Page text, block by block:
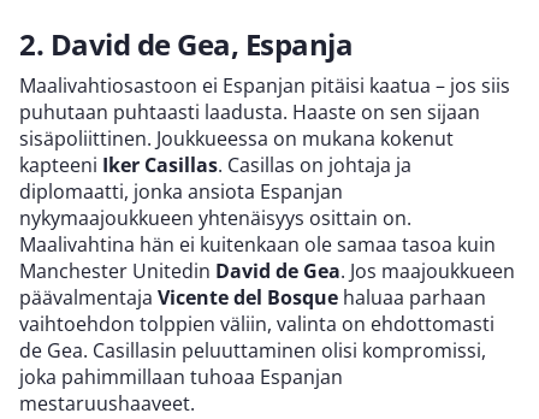
2. David de Gea, Espanja
Maalivahtiosastoon ei Espanjan pitäisi kaatua – jos siis
puhutaan puhtaasti laadusta. Haaste on sen sijaan
sisäpoliittinen. Joukkueessa on mukana kokenut
kapteeni Iker Casillas. Casillas on johtaja ja
diplomaatti, jonka ansiota Espanjan
nykymaajoukkueen yhtenäisyys osittain on.
Maalivahtina hän ei kuitenkaan ole samaa tasoa kuin
Manchester Unitedin David de Gea. Jos maajoukkueen
päävalmentaja Vicente del Bosque haluaa parhaan
vaihtoehdon tolppien väliin, valinta on ehdottomasti
de Gea. Casillasin peluuttaminen olisi kompromissi,
joka pahimmillaan tuhoaa Espanjan
mestaruushaaveet.